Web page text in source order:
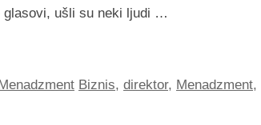
ušli su neki ljudi …
Biznis, direktor, Menadzment,